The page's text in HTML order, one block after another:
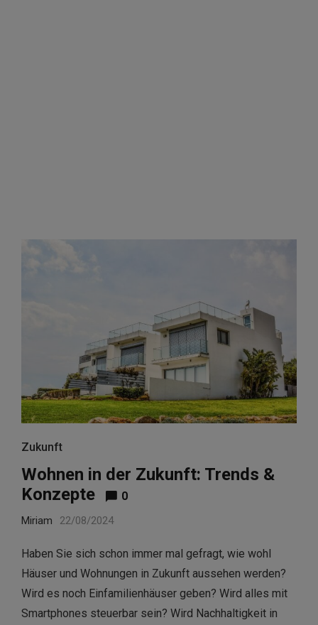
Zukunft
Wohnen in der Zukunft: Trends &
Konzepte
0
Miriam 22/08/2024
Haben Sie sich schon immer mal gefragt, wie wohl
Häuser und Wohnungen in Zukunft aussehen werden?
Wird es noch Einfamilienhäuser geben? Wird alles mit
Smartphones steuerbar sein? Wird Nachhaltigkeit in